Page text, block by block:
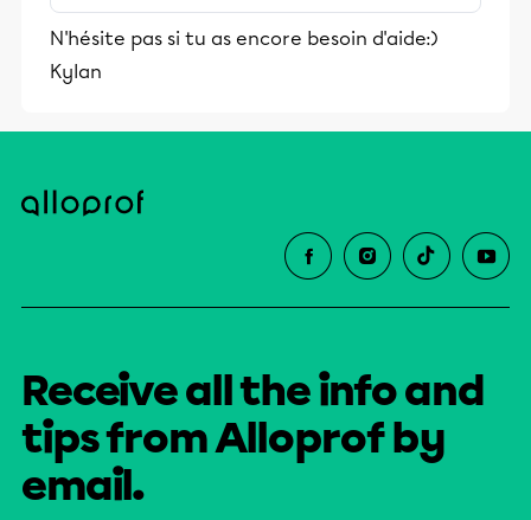
stimulants, Alloprof engage les élèves
et leurs parents dans la réussite
N'hésite pas si tu as encore besoin d'aide:)
Kylan
Receive all the info and
tips from Alloprof by
email.